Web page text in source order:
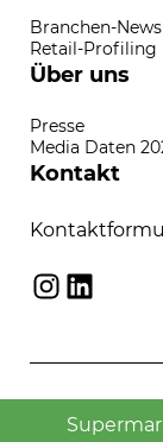
Branchen-News
Retail-Profiling
Über uns
Presse
Media Daten
Kontakt
Instagram